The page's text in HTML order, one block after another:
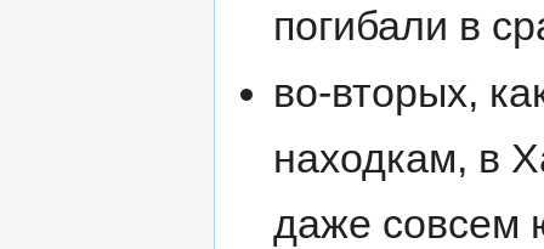
погибали в
во-вторых,
находкам, в
даже совсем